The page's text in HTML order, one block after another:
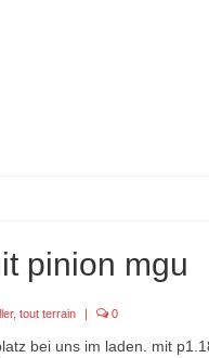
pinion mgu
,tout terrain | 0
bei uns im laden. mit